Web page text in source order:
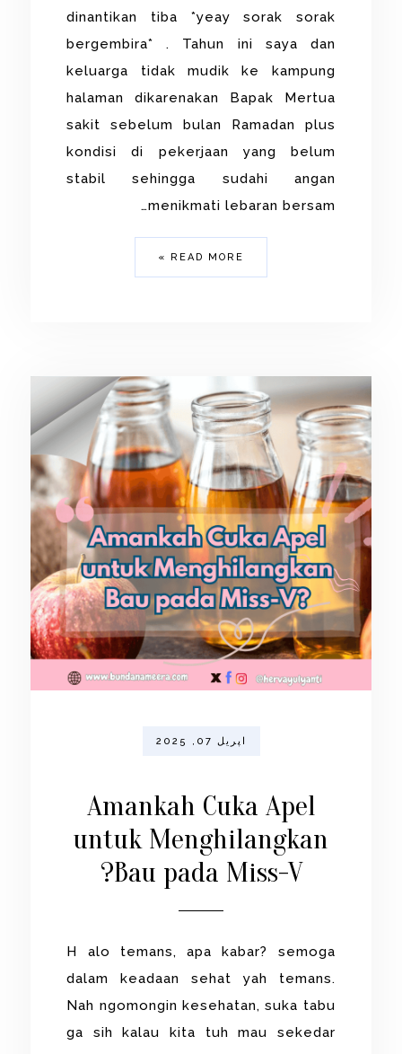
dinantikan tiba *yeay sorak sorak
bergembira* . Tahun ini saya dan
keluarga tidak mudik ke kampung
halaman dikarenakan Bapak Mertua
sakit sebelum bulan Ramadan plus
kondisi di pekerjaan yang belum
stabil sehingga sudahi angan
menikmati lebaran bersam…
READ MORE »
اپریل 07, 2025
Amankah Cuka Apel
untuk Menghilangkan
Bau pada Miss-V?
H alo temans, apa kabar? semoga
dalam keadaan sehat yah temans.
Nah ngomongin kesehatan, suka tabu
ga sih kalau kita tuh mau sekedar